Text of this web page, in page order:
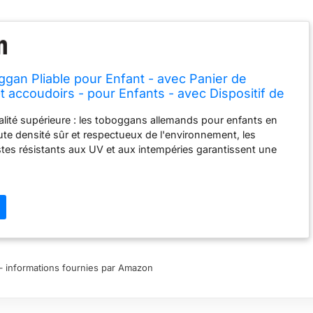
Pliable pour Enfant - avec Panier de
accoudoirs - pour Enfants - avec Dispositif de
supérieure : les toboggans allemands pour enfants en
densité sûr et respectueux de l'environnement, les
résistants aux UV et aux intempéries garantissent une
balustrades sûres et des bords arrondis assurent un
Nombreuses possibilités de jeu : le toboggan pour enfants
de possibilités de jeu pour stimuler l'imagination et la motricité
fonctions supplémentaires telles que le mur d'escalade,
ou les modules de jeu intégrés assurent un plaisir de jeu
: le toboggan pour enfants est livré avec des instructions
informations fournies par Amazon